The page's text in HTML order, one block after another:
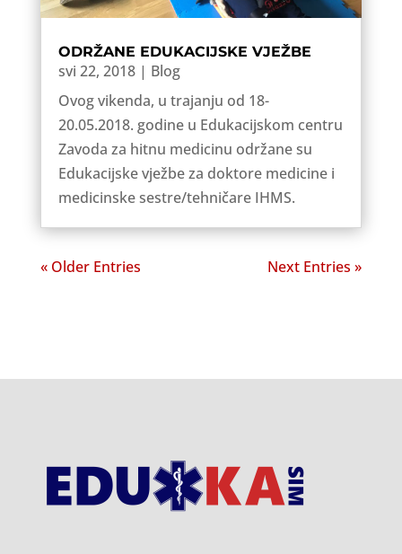
ODRŽANE EDUKACIJSKE VJEŽBE
svi 22, 2018| Blog
Ovog vikenda, u trajanju od 18-
20.05.2018. godine u Edukacijskom centru
Zavoda za hitnu medicinu održane su
Edukacijske vježbe za doktore medicine i
medicinske sestre/tehničare IHMS.
« Older Entries Next Entries »